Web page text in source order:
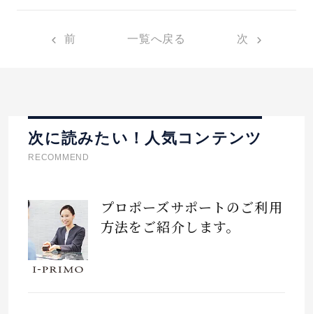
前 一覧へ戻る 次
次に読みたい！人気コンテンツ
RECOMMEND
プロポーズサポートのご利用
方法をご紹介します。